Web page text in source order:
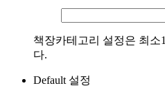
책장카테고리 설정은 최소
다.
Default 설정